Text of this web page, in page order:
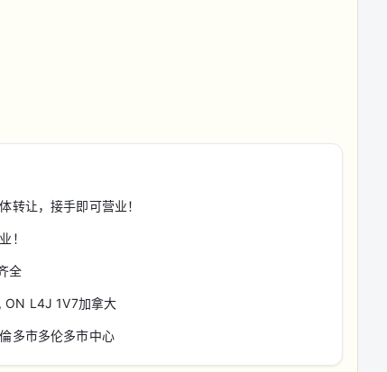
转让，接手即可营业！
！
全
L4J 1V7加拿大
多市多伦多市中心